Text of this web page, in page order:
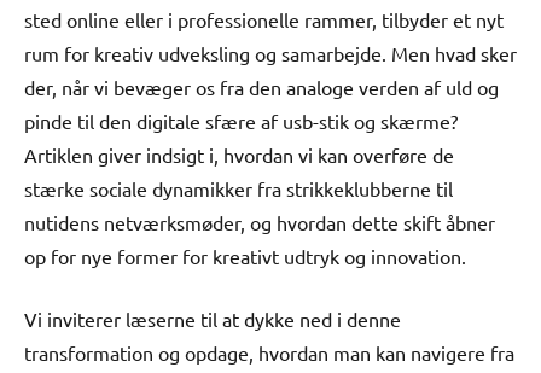
sted online eller i professionelle rammer, tilbyder et nyt
rum for kreativ udveksling og samarbejde. Men hvad sker
der, når vi bevæger os fra den analoge verden af uld og
pinde til den digitale sfære af usb-stik og skærme?
Artiklen giver indsigt i, hvordan vi kan overføre de
stærke sociale dynamikker fra strikkeklubberne til
nutidens netværksmøder, og hvordan dette skift åbner
op for nye former for kreativt udtryk og innovation.
Vi inviterer læserne til at dykke ned i denne
transformation og opdage, hvordan man kan navigere fra